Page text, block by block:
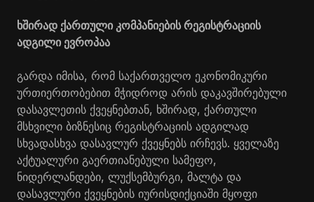
ხშირად ქართული კომპანიების რეგისტრაციის
ადგილი ევროპაა
გარდა იმისა, რომ საქართველო ეკონომიკური
ურთიერთობებით მჭიდროდ არის დაკავშირებული
დასავლეთის ქვეყნებთან, ხშირად, ქართული
მსხვილი ბიზნესიც რეგისტრაციის ადგილად
სხვადასხვა დასავლურ ქვეყნებს ირჩევს. ყველაზე
აქტუალური გაერთიანებული სამეფო,
ნიდერლანდები, ლუქსემბურგი, მალტა და
დასავლური ქვეყნების იურისდიქციაში მყოფი